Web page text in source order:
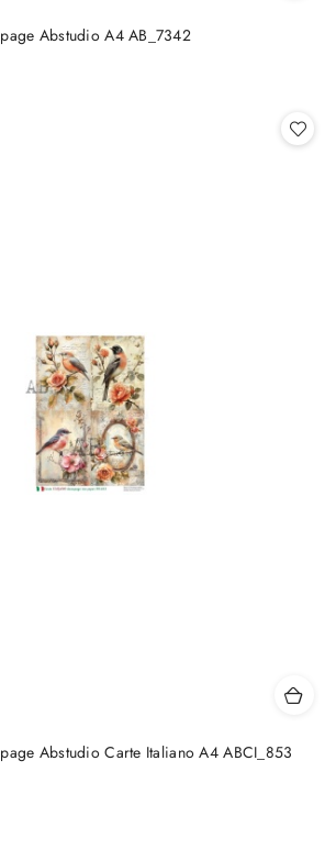
Abstudio A4 AB_7342
Abstudio Carte Italiano A4 ABCI_853